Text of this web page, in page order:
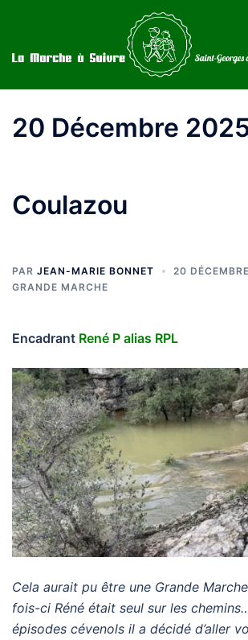
contenu
20 Décembre
Coulazou
PAR JEAN-MARIE BONNET
20
GRANDE MARCHE
Encadrant René P alias RPL
Cela aurait pu être une Grande
fois-ci Réné était seul sur les
épisodes cévenols il a décidé d’aller